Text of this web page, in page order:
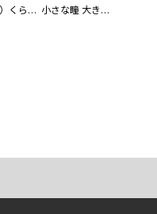
2人（匹）くらし。 小さな瞳 大きな鼓動